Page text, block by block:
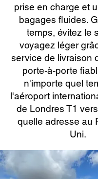
prise en charge et
bagages fluides.
temps, évitez le
voyagez léger
service de livraison
porte-à-porte
n'importe quel
l'aéroport
de Londres T1
quelle adresse au
Uni.